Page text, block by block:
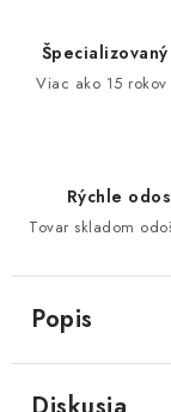
Viac ako 15 rokov
Rýchle
Tovar skladom
Popis